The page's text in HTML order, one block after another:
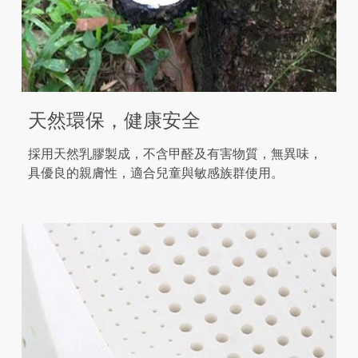
天然環保，健康安全
採用天然乳膠製成，不含甲醛及有害物質，無異味，
具優良的親膚性，適合兒童與敏感族群使用。